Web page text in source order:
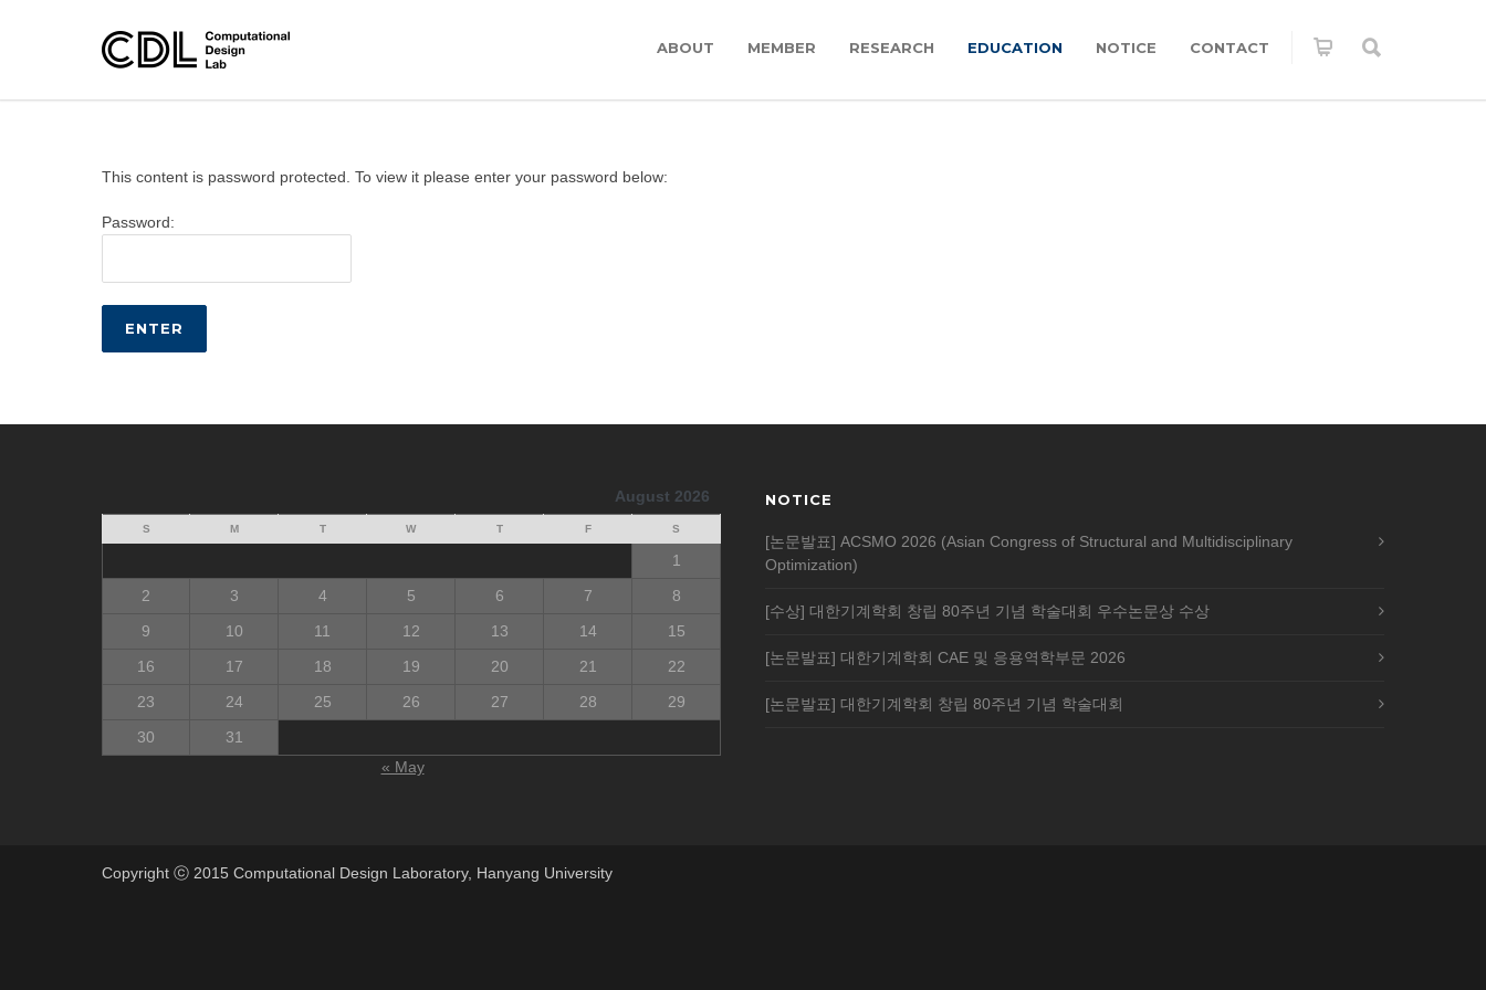
ABOUT MEMBER RESEARCH EDUCATION NOTICE CONTACT
This content is password protected. To view it please enter your password below:
Password:
August 2026
S M T W T F S
1
2
3 4 5 6 7
8
9
10 11 12 13 14
15
16
17 18 19 20 21
22
23
24 25 26 27 28
29
30
31
« May
NOTICE
[논문발표] ACSMO 2026 (Asian Congress of Structural and Multidisciplinary
Optimization)
[수상] 대한기계학회 창립 80주년 기념 학술대회 우수논문상 수상
[논문발표] 대한기계학회 CAE 및 응용역학부문 2026
[논문발표] 대한기계학회 창립 80주년 기념 학술대회
Copyright ⓒ 2015 Computational Design Laboratory, Hanyang University